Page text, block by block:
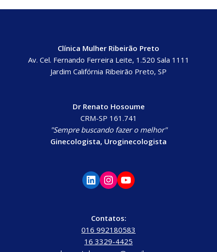
Clínica Mulher Ribeirão Preto
Av. Cel. Fernando Ferreira Leite, 1.520 Sala 1111
Jardim Califórnia Ribeirão Preto, SP
Dr Renato Hosoume
CRM-SP 161.741
"Sempre buscando fazer o melhor"
Ginecologista, Uroginecologista
Contatos:
016 992180583
16 3329-4425